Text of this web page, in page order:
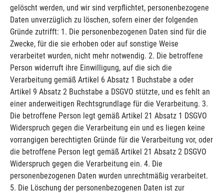
gelöscht werden, und wir sind verpflichtet, personenbezogene
Daten unverzüglich zu löschen, sofern einer der folgenden
Gründe zutrifft: 1. Die personenbezogenen Daten sind für die
Zwecke, für die sie erhoben oder auf sonstige Weise
verarbeitet wurden, nicht mehr notwendig. 2. Die betroffene
Person widerruft ihre Einwilligung, auf die sich die
Verarbeitung gemäß Artikel 6 Absatz 1 Buchstabe a oder
Artikel 9 Absatz 2 Buchstabe a DSGVO stützte, und es fehlt an
einer anderweitigen Rechtsgrundlage für die Verarbeitung. 3.
Die betroffene Person legt gemäß Artikel 21 Absatz 1 DSGVO
Widerspruch gegen die Verarbeitung ein und es liegen keine
vorrangigen berechtigten Gründe für die Verarbeitung vor, oder
die betroffene Person legt gemäß Artikel 21 Absatz 2 DSGVO
Widerspruch gegen die Verarbeitung ein. 4. Die
personenbezogenen Daten wurden unrechtmäßig verarbeitet.
5. Die Löschung der personenbezogenen Daten ist zur